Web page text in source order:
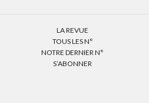
LA REVUE
TOUS LES N°
NOTRE DERNIER N°
S’ABONNER